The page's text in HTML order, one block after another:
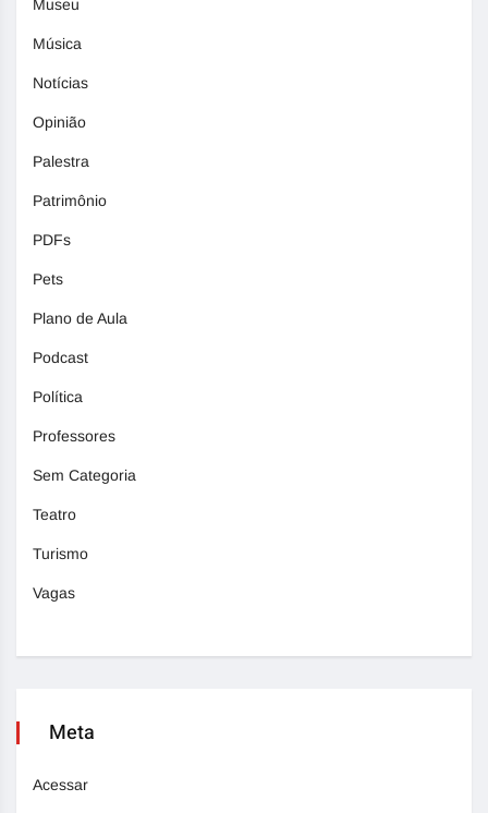
Museu
Música
Notícias
Opinião
Palestra
Patrimônio
PDFs
Pets
Plano de Aula
Podcast
Política
Professores
Sem Categoria
Teatro
Turismo
Vagas
Meta
Acessar